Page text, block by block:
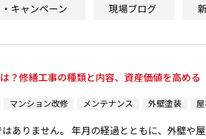
キャンペーン 現場ブログ
？修繕工事の種類と内容、資産価値を高める
マンション改修 メンテナンス 外壁塗装
ありません。 年月の経過とともに、外壁や